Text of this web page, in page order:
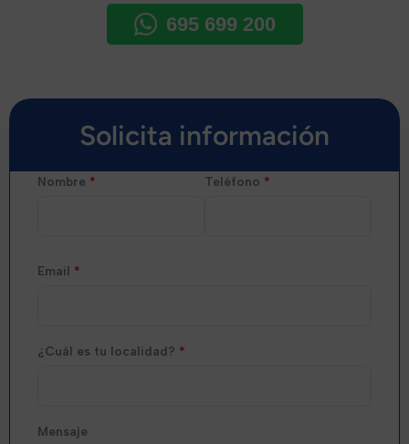
695 699 200
Solicita información
Nombre * Teléfono *
Email *
¿Cuál es tu localidad? *
Mensaje